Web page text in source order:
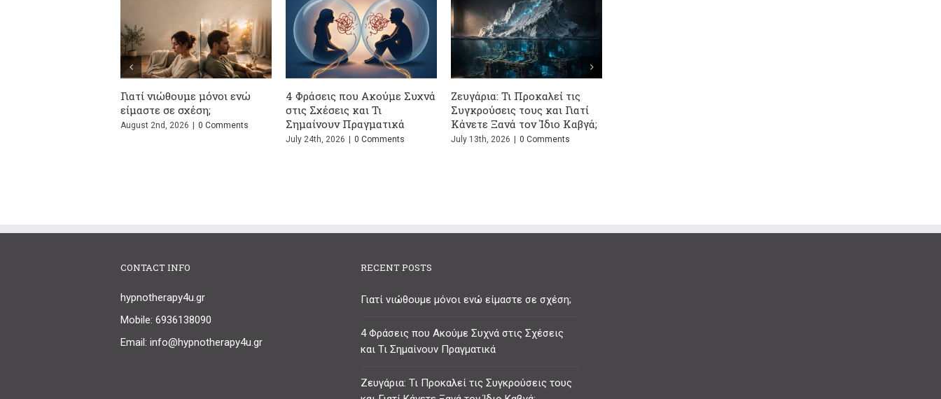
τους και Γιατί
Ξανά τον Ίδιο Καβγά;
Σώζεται η σχέση μετά το
ψέμα; Ο απόλυτος οδηγός
επιβίωσης
Η Ψυχολογία του Ψεύτη -13
Μυστικά που Δεν Θέλει να
Μάθεις
June 24th, 2026 | 0 Comments
Γιατί νιώθουμε μόνοι ενώ
είμαστε σε σχέση;
August 2nd, 2026 | 0 Comments
CONTACT INFO
hypnotherapy4u.gr
Mobile: 6936138090
Email: info@hypnotherapy4u.gr
RECENT POSTS
Γιατί νιώθουμε μόνοι ενώ είμαστε σε σχέση;
4 Φράσεις που Ακούμε Συχνά στις Σχέσεις
και Τι Σημαίνουν Πραγματικά
Ζευγάρια: Τι Προκαλεί τις Συγκρούσεις τους